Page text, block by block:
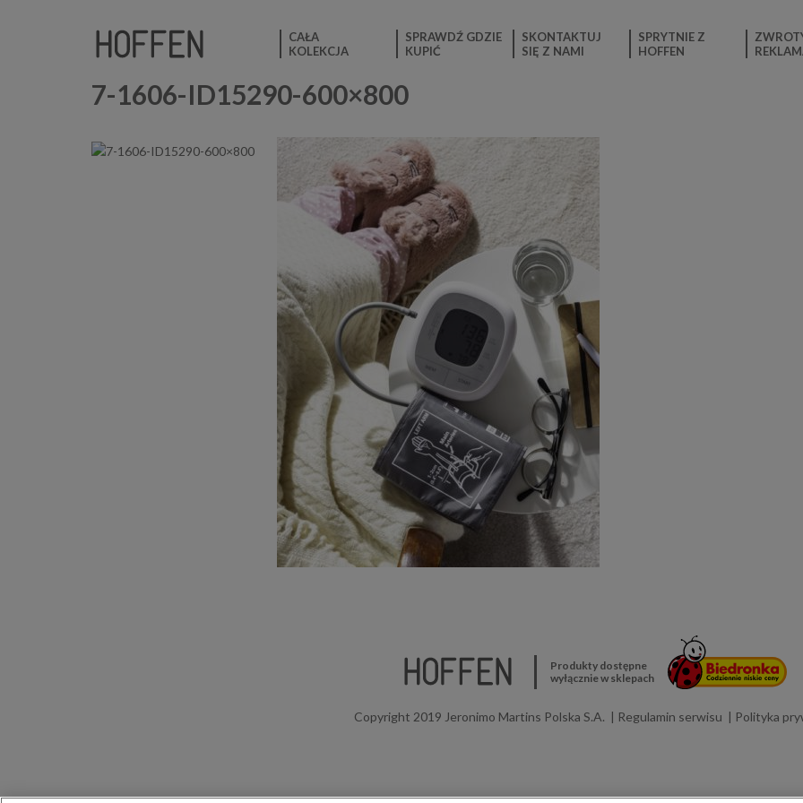
CAŁA
KOLEKCJA
SPRAWDŹ GDZIE
KUPIĆ
SKONTAKTUJ
SIĘ Z NAMI
SPRYTNIE Z
HOFFEN
7-1606-ID15290-600×800
Produkty dostępne
wyłącznie w sklepach
Copyright 2019 Jeronimo Martins Polska S.A. Regulamin serwisu Polityka